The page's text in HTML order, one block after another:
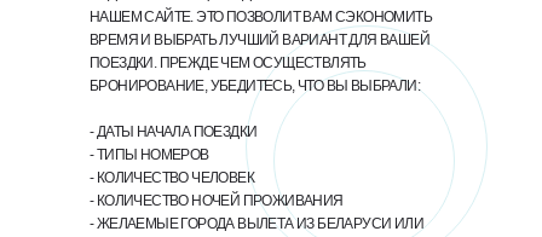
НАШЕМ САЙТЕ. ЭТО ПОЗВОЛИТ ВАМ СЭКОНОМИТЬ
ВРЕМЯ И ВЫБРАТЬ ЛУЧШИЙ ВАРИАНТ ДЛЯ ВАШЕЙ
ПОЕЗДКИ. ПРЕЖДЕ ЧЕМ ОСУЩЕСТВЛЯТЬ
БРОНИРОВАНИЕ, УБЕДИТЕСЬ, ЧТО ВЫ ВЫБРАЛИ:
- ДАТЫ НАЧАЛА ПОЕЗДКИ
- ТИПЫ НОМЕРОВ
- КОЛИЧЕСТВО ЧЕЛОВЕК
- КОЛИЧЕСТВО НОЧЕЙ ПРОЖИВАНИЯ
- ЖЕЛАЕМЫЕ ГОРОДА ВЫЛЕТА ИЗ БЕЛАРУСИ ИЛИ